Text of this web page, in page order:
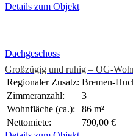
Details zum Objekt
Dachgeschoss
Großzügig und ruhig – OG-
Regionaler Zusatz: Bremen-
Zimmeranzahl:
3
Wohnfläche (ca.):
86 m²
Nettomiete:
790,00 €